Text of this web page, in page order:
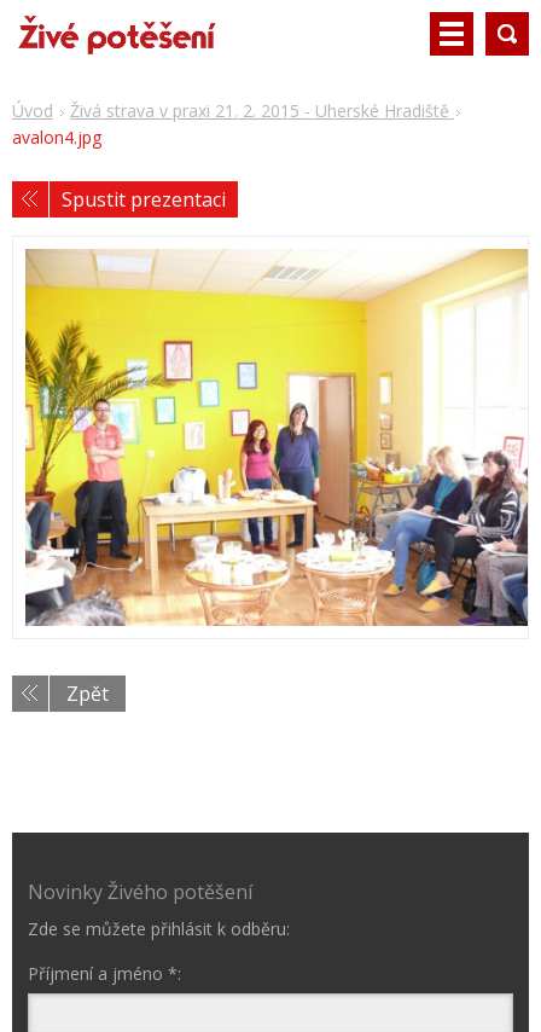
Úvod
Živá strava v praxi 21. 2. 2015 - Uherské Hradiště
avalon4.jpg
Spustit prezentaci
Zpět
Novinky Živého potěšení
Zde se můžete přihlásit k odběru:
Příjmení a jméno *: